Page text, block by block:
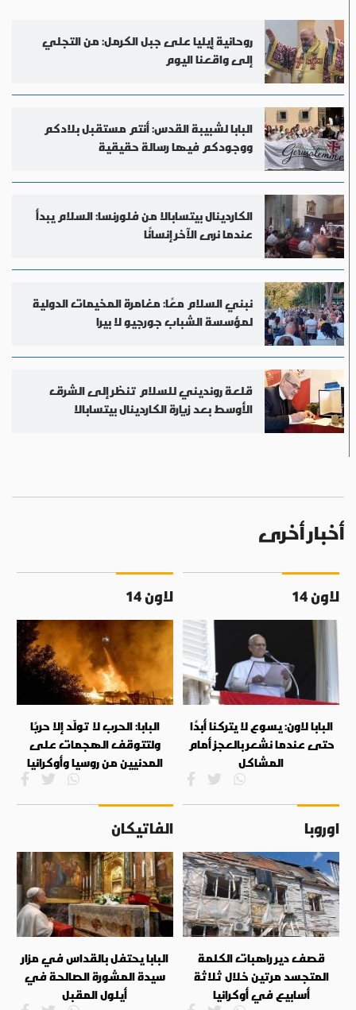
روحانية إيليا على جبل الكرمل: من التجلي
إلى واقعنا اليوم
البابا لشبيبة القدس: أنتم مستقبل بلادكم
ووجودكم فيها رسالة حقيقية
الكاردينال بيتسابالا من فلورنسا: السلام يبدأ
عندما نرى الآخر إنسانًا
نبني السلام معًا: مغامرة المخيمات الدولية
لمؤسسة الشباب جورجيو لا بيرا
قلعة رونديني للسلام تنظر إلى الشرق
الأوسط بعد زيارة الكاردينال بيتسابالا
أخبار أخرى
لاون 14
البابا لاون: يسوع لا يتركنا أبدًا
حتى عندما نشعر بالعجز أمام
المشاكل
لاون 14
البابا: الحرب لا تولّد إلا حربًا
ولتتوقف الهجمات على
المدنيين من روسيا وأوكرانيا
اوروبا
قصف دير راهبات الكلمة
المتجسد مرتين خلال ثلاثة
أسابيع في أوكرانيا
الفاتيكان
البابا يحتفل بالقداس في مزار
سيدة المشورة الصالحة في
أيلول المقبل